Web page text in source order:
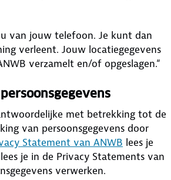
van jouw telefoon. Je kunt dan
verleent. Jouw locatiegegevens
verzamelt en/of opgeslagen.“
met betrekking tot de
van persoonsgegevens door
Statement van ANWB lees je
je in de Privacy Statements van
verwerken.